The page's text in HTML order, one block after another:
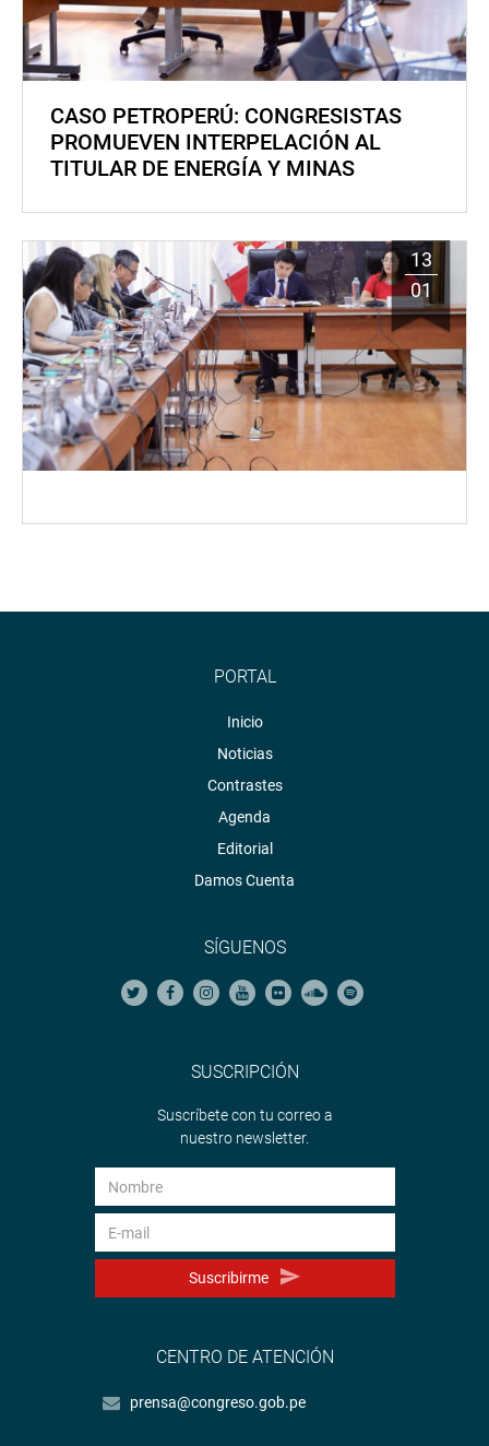
CASO PETROPERÚ: CONGRESISTAS
PROMUEVEN INTERPELACIÓN AL
TITULAR DE ENERGÍA Y MINAS
13
01
PORTAL
Inicio
Noticias
Contrastes
Agenda
Editorial
Damos Cuenta
SÍGUENOS
SUSCRIPCIÓN
Suscríbete con tu correo a
nuestro newsletter.
Suscribirme
CENTRO DE ATENCIÓN
prensa@congreso.gob.pe